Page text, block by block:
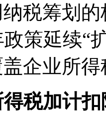
筹划的
策延续“
企业所
加计扣